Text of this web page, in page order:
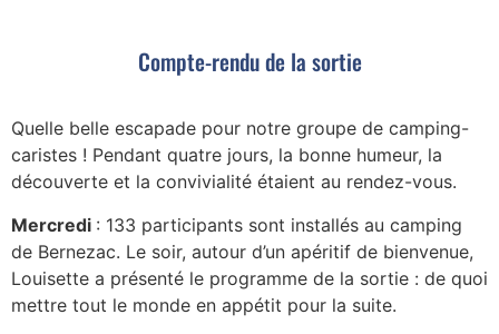
Compte-rendu de la sortie
Quelle belle escapade pour notre groupe de camping-
caristes ! Pendant quatre jours, la bonne humeur, la
découverte et la convivialité étaient au rendez-vous.
Mercredi : 133 participants sont installés au camping
de Bernezac. Le soir, autour d’un apéritif de bienvenue,
Louisette a présenté le programme de la sortie : de quoi
mettre tout le monde en appétit pour la suite.